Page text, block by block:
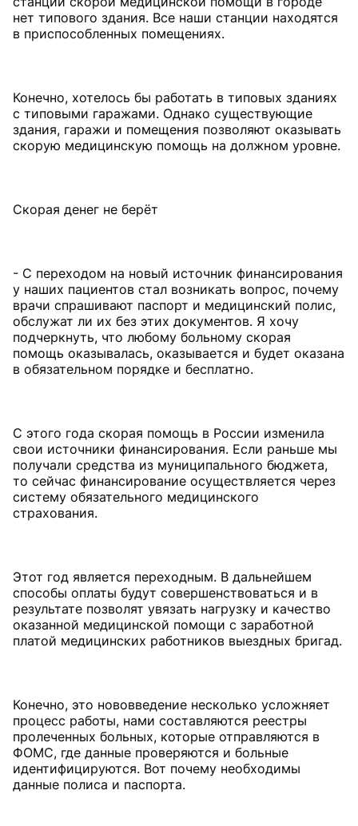
нет типового здания. Все наши станции находятся
в приспособленных помещениях.
Конечно, хотелось бы работать в типовых зданиях
с типовыми гаражами. Однако существующие
здания, гаражи и помещения позволяют оказывать
скорую медицинскую помощь на должном уровне.
Скорая денег не берёт
- С переходом на новый источник финансирования
у наших пациентов стал возникать вопрос, почему
врачи спрашивают паспорт и медицинский полис,
обслужат ли их без этих документов. Я хочу
подчеркнуть, что любому больному скорая
помощь оказывалась, оказывается и будет оказана
в обязательном порядке и бесплатно.
С этого года скорая помощь в России изменила
свои источники финансирования. Если раньше мы
получали средства из муниципального бюджета,
то сейчас финансирование осуществляется через
систему обязательного медицинского
страхования.
Этот год является переходным. В дальнейшем
способы оплаты будут совершенствоваться и в
результате позволят увязать нагрузку и качество
оказанной медицинской помощи с заработной
платой медицинских работников выездных бригад.
Конечно, это нововведение несколько усложняет
процесс работы, нами составляются реестры
пролеченных больных, которые отправляются в
ФОМС, где данные проверяются и больные
идентифицируются. Вот почему необходимы
данные полиса и паспорта.